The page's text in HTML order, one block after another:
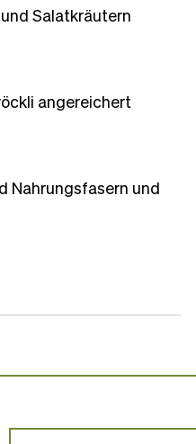
Salatkräutern
angereichert
Nahrungsfasern und